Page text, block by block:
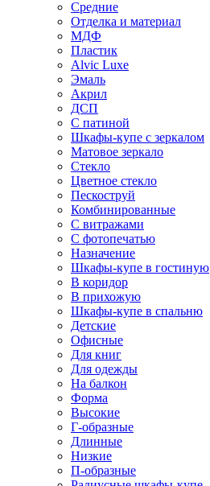
Средние
Отделка и материал
МДФ
Пластик
Alvic Luxe
Эмаль
Акрил
ДСП
С патиной
Шкафы-купе с зеркалом
Матовое зеркало
Стекло
Цветное стекло
Пескоструй
Комбинированные
С витражами
С фотопечатью
Назначение
Шкафы-купе в гостиную
В коридор
В прихожую
Шкафы-купе в спальню
Детские
Офисные
Для книг
Для одежды
На балкон
Форма
Высокие
Г-образные
Длинные
Низкие
П-образные